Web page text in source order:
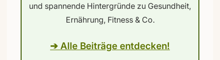
und spannende Hintergründe zu Gesundheit,
Ernährung, Fitness & Co.
➔ Alle Beiträge entdecken!